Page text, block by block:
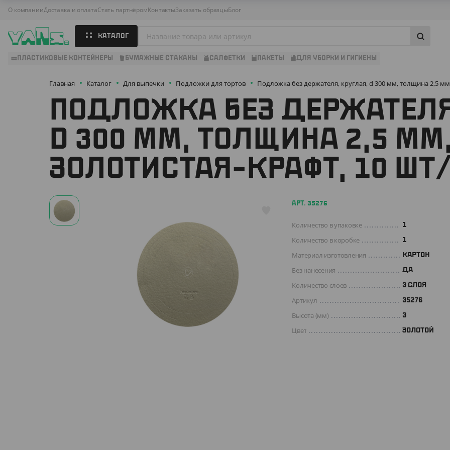
О компанииДоставка и оплатаСтать партнёромКонтактыЗаказать образцыБлог
КАТАЛОГ
ПЛАСТИКОВЫЕ КОНТЕЙНЕРЫ БУМАЖНЫЕ СТАКАНЫ САЛФЕТКИ ПАКЕТЫ ДЛЯ УБОРКИ И ГИГИЕНЫ
Главная Каталог Для выпечки Подложки для тортов Подложка без держателя, круглая, d 300 мм, толщина 2,5
ПОДЛОЖКА БЕЗ
D 300 ММ, ТОЛЩИНА 2,5
ЗОЛОТИСТАЯ-КРАФТ, 10
АРТ. 35276
Количество в упаковке 1
Количество в коробке 1
Материал изготовления КАРТОН
Без нанесения ДА
Количество слоев 3 СЛОЯ
Артикул 35276
Высота (мм) 3
Цвет ЗОЛОТОЙ